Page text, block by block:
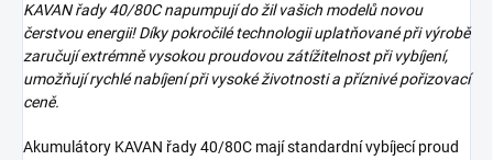
KAVAN řady 40/80C napumpují do žil vašich modelů novou
čerstvou energii! Díky pokročilé technologii uplatňované při výrobě
zaručují extrémně vysokou proudovou zátížitelnost při vybíjení,
umožňují rychlé nabíjení při vysoké životnosti a příznivé pořizovací
ceně.
Akumulátory KAVAN řady 40/80C mají standardní vybíjecí proud